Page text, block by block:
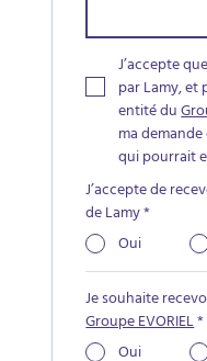
J’accepte
par Lamy, et
entité du
ma
qui pourrait
J’accepte de
de Lamy*
Oui
Je souhaite
Groupe EVORIEL*
Oui